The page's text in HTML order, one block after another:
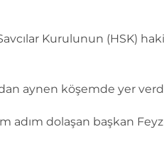
Kurulunun (HSK)
aynen köşemde yer
adım dolaşan başkan